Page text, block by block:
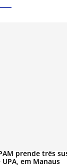
prende três
em Manaus